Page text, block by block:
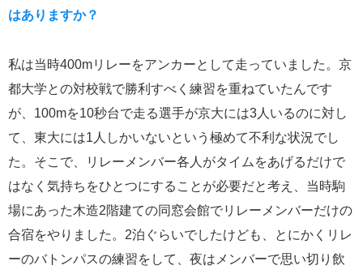
はありますか？
私は当時400mリレーをアンカーとして走っていました。京
都大学との対校戦で勝利すべく練習を重ねていたんです
が、100mを10秒台で走る選手が京大には3人いるのに対し
て、東大には1人しかいないという極めて不利な状況でし
た。そこで、リレーメンバー各人がタイムをあげるだけで
はなく気持ちをひとつにすることが必要だと考え、当時駒
場にあった木造2階建ての同窓会館でリレーメンバーだけの
合宿をやりました。2泊ぐらいでしたけども、とにかくリレ
ーのバトンパスの練習をして、夜はメンバーで思い切り飲